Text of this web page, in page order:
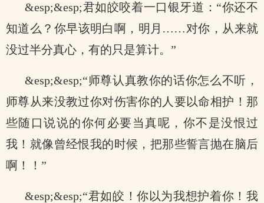
&esp;&esp;君如皎咬着一口银牙道：“你还不
知道么？你早该明白啊，明月……对你，从来就
没过半分真心，有的只是算计。”
&esp;&esp;“师尊认真教你的话你怎么不听，
师尊从来没教过你对伤害你的人要以命相护！那
些随口说说的你何必要当真呢，你不是没恨过
我！就像曾经恨我的时候，把那些誓言抛在脑后
啊！！”
&esp;&esp;“君如皎！你以为我想护着你！我